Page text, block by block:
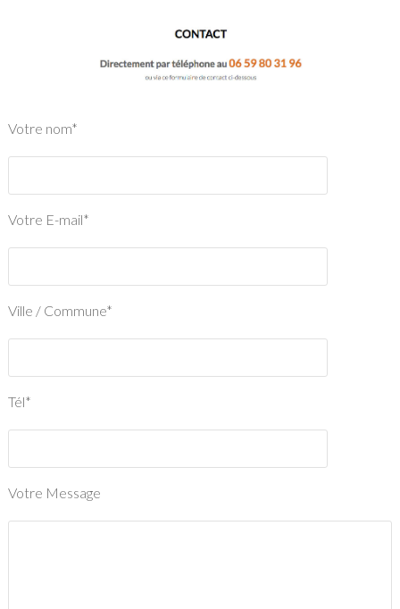
Votre nom*
Votre E-mail*
Ville / Commune*
Tél*
Votre Message